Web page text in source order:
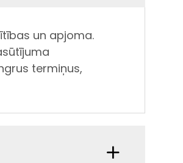
un apjoma.
termiņus,